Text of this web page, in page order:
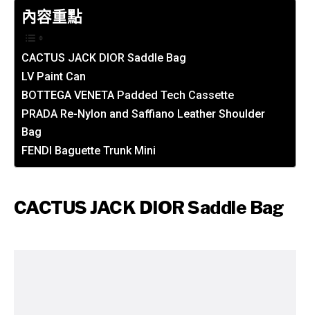
內容重點
CACTUS JACK DIOR Saddle Bag
LV Paint Can
BOTTEGA VENETA Padded Tech Cassette
PRADA Re-Nylon and Saffiano Leather Shoulder
Bag
FENDI Baguette Trunk Mini
CACTUS JACK DIOR Saddle Bag